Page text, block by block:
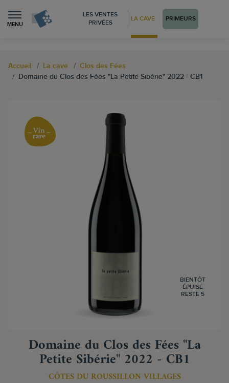
MENU
LES VENTES
PRIVÉES
LA CAVE PRIMEURS
Accueil La cave
Clos des Fées
Domaine du Clos des Fées "La Petite Sibérie" 2022 - CB1
BIENTÔT
ÉPUISÉ
RESTE 5
Domaine du Clos des Fées "La
Petite Sibérie" 2022 - CB1
CÔTES DU ROUSSILLON VILLAGES